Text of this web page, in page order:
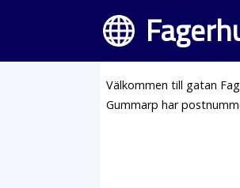
Välkommen till gatan
Gummarp har